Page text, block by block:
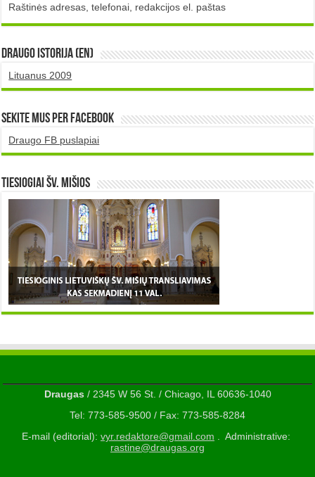
Raštinės adresas, telefonai, redakcijos el. paštas
DRAUGO istorija (EN)
Lituanus 2009
Sekite mus per Facebook
Draugo FB puslapiai
TIESIOGIAI šv. MIŠIOS
Draugas/ 2345 W 56 St. / Chicago, IL 60636-1040
Tel: 773-585-9500 / Fax: 773-585-8284
E-mail (editorial): vyr.redaktore@gmail.com . Administrative:
rastine@draugas.org